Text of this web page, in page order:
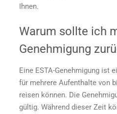
Ihnen.
Warum sollte ich
Genehmigung
Eine ESTA-Genehmigung ist
für mehrere Aufenthalte von
reisen können. Die
gültig. Während dieser Zeit